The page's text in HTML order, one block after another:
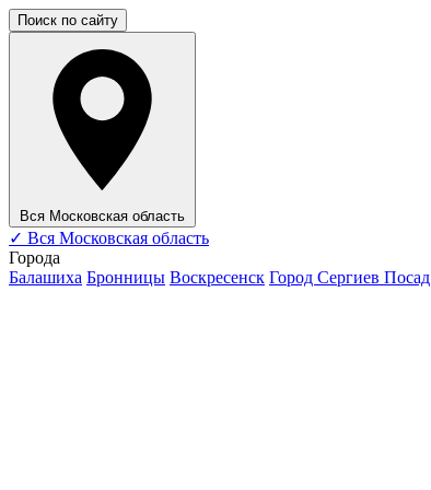
Поиск по сайту
Вся Московская область
✓ Вся Московская область
Города
Балашиха Бронницы Воскресенск Город Сергиев Посад